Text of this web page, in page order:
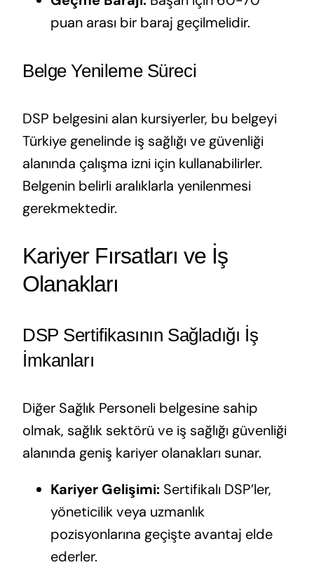
puan arası bir baraj geçilmelidir.
Belge Yenileme Süreci
DSP belgesini alan kursiyerler, bu belgeyi
Türkiye genelinde iş sağlığı ve güvenliği
alanında çalışma izni için kullanabilirler.
Belgenin belirli aralıklarla yenilenmesi
gerekmektedir.
Kariyer Fırsatları ve İş
Olanakları
DSP Sertifikasının Sağladığı İş
İmkanları
Diğer Sağlık Personeli belgesine sahip
olmak, sağlık sektörü ve iş sağlığı güvenliği
alanında geniş kariyer olanakları sunar.
Kariyer Gelişimi:Sertifikalı DSP’ler,
yöneticilik veya uzmanlık
pozisyonlarına geçişte avantaj elde
ederler.